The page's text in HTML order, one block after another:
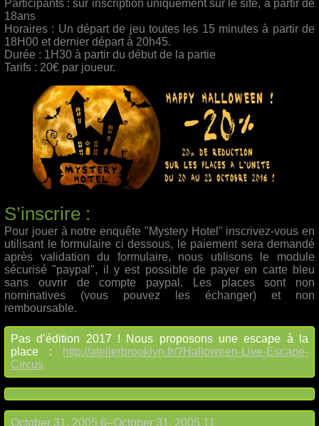
Participants : sur inscription uniquement sur le site, à partir de
18ans
Horaires : Un départ de jeu toutes les 15 minutes à partir de
18H00 et dernier départ à 20h45.
Durée : 1H30 à partir du début de la partie
Tarifs : 20€ par joueur.
S’inscrire :
Pour jouer à notre enquête "Mystery Hotel" inscrivez-vous en
utilisant le formulaire ci dessous, le paiement sera demandé
après validation du formulaire, nous utilisons le module
sécurisé "paypal", il y est possible de payer en carte bleu
sans ouvrir de compte paypal. Les places sont non
nominatives (vous pouvez les échanger) et non
remboursable.
Pas d’édition 2017 ! Nous proposons une escape à la
place :
http://atelierbrooklyn.fr/?Halloween-Live-Escape-
Circus
October 31, 2005 6–October 31, 2005 11